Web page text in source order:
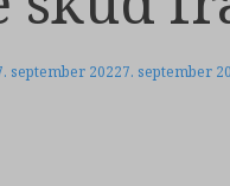
september 20227. september